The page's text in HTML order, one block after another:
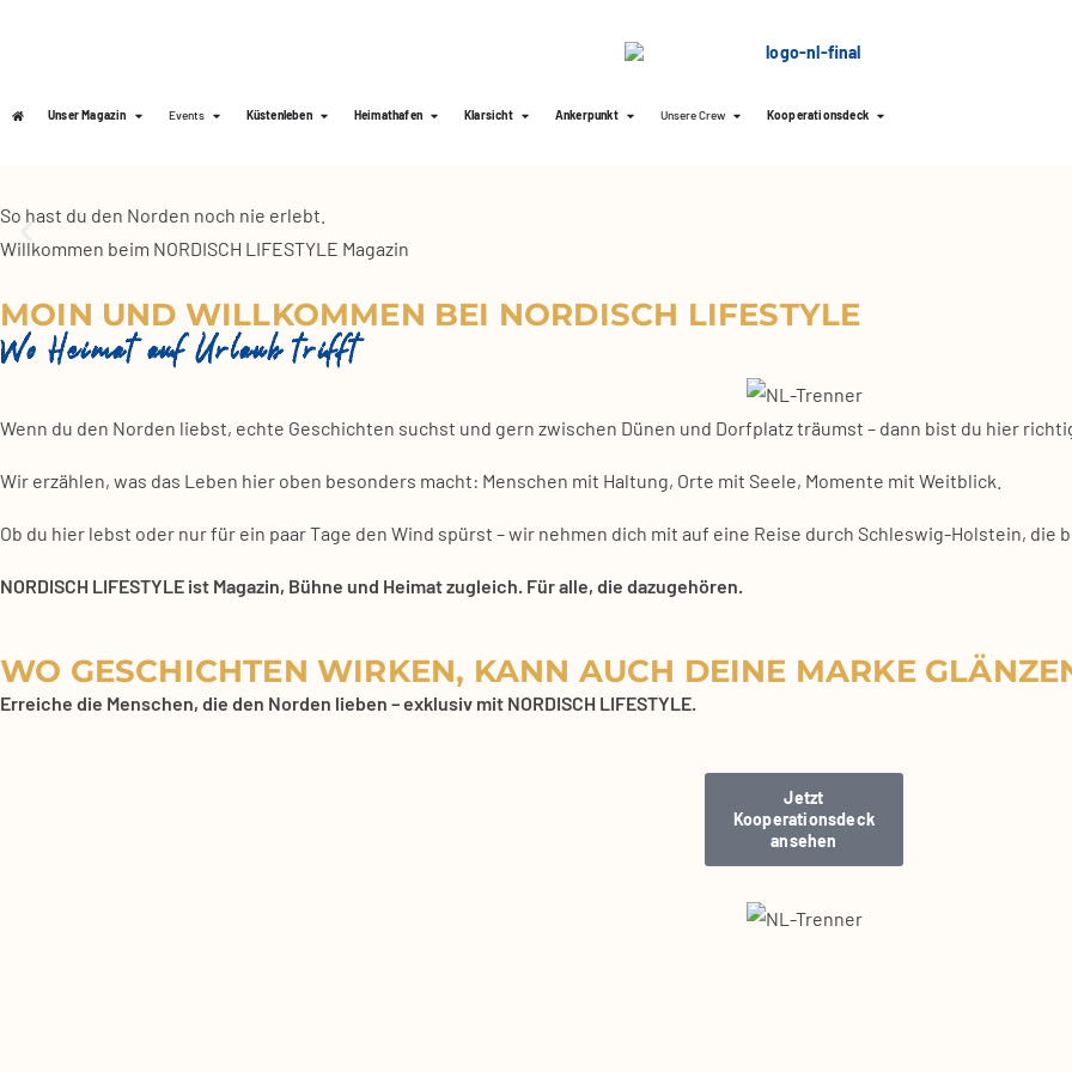
Unser Magazin Events Küstenleben Heimathafen Klarsicht Ankerpunkt Unsere Crew Kooperationsdeck
So hast du den Nor­den noch nie erlebt.
Will­kom­men beim NORDISCH LIFESTYLE Maga­zin
MOIN UND WILLKOMMEN BEI NORDISCH LIFESTYLE
Wo Heimat auf Urlaub trifft
Wenn du den Nor­den liebst, ech­te Geschich­ten suchst und gern zwi­schen Dünen und Dorf­platz träumst – dann bist du hier
Wir erzäh­len, was das Leben hier oben beson­ders macht: Men­schen mit Hal­tung, Orte mit See­le, Momen­te mit Weit­blick.
Ob du hier lebst oder nur für ein paar Tage den Wind spürst – wir neh­men dich mit auf eine Rei­se durch Schles­wig-Hol­stein,
NORDISCH LIFESTYLE ist Maga­zin, Büh­ne und Hei­mat zugleich. Für alle, die dazu­ge­hö­ren.
WO GESCHICHTEN WIRKEN, KANN AUCH DEINE MARKE
Errei­che die Men­schen, die den Nor­den lie­ben – exklu­siv mit NORDISCH LIFESTYLE.
Jetzt
Koope­ra­ti­ons­deck
anse­hen